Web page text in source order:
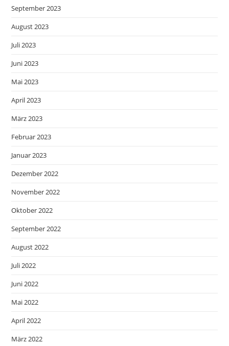
September 2023
August 2023
Juli 2023
Juni 2023
Mai 2023
April 2023
März 2023
Februar 2023
Januar 2023
Dezember 2022
November 2022
Oktober 2022
September 2022
August 2022
Juli 2022
Juni 2022
Mai 2022
April 2022
März 2022